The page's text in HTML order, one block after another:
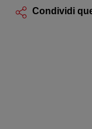
Condividi